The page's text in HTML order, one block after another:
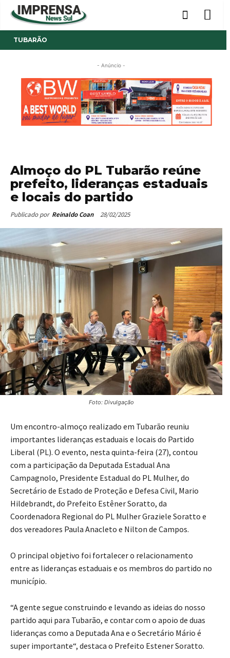
TUBARÃO
- Anúncio -
Almoço do PL Tubarão reúne
prefeito, lideranças estaduais
e locais do partido
Publicado por Reinaldo Coan 28/02/2025
Foto: Divulgação
Um encontro-almoço realizado em Tubarão reuniu
importantes lideranças estaduais e locais do Partido
Liberal (PL). O evento, nesta quinta-feira (27), contou
com a participação da Deputada Estadual Ana
Campagnolo, Presidente Estadual do PL Mulher, do
Secretário de Estado de Proteção e Defesa Civil, Mario
Hildebrandt, do Prefeito Estêner Soratto, da
Coordenadora Regional do PL Mulher Graziele Soratto e
dos vereadores Paula Anacleto e Nilton de Campos.
O principal objetivo foi fortalecer o relacionamento
entre as lideranças estaduais e os membros do partido no
município.
“A gente segue construindo e levando as ideias do nosso
partido aqui para Tubarão, e contar com o apoio de duas
lideranças como a Deputada Ana e o Secretário Mário é
super importante“, destaca o Prefeito Estener Soratto.